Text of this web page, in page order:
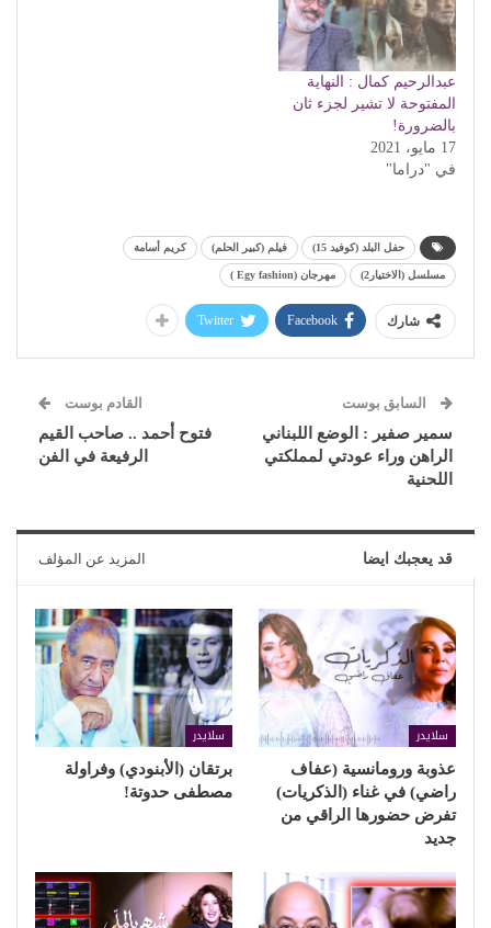
عبدالرحيم كمال : النهاية
المفتوحة لا تشير لجزء ثان
بالضرورة!
17 مايو، 2021
في "دراما"
حفل البلد (كوفيد 15) فيلم (كبير الحلم) كريم أسامة
مسلسل (الاختيار2) مهرجان (Egy fashion )
شارك Facebook
Twitter
السابق بوست
سمير صفير : الوضع اللبناني
الراهن وراء عودتي لمملكتي
اللحنية
القادم بوست
فتوح أحمد .. صاحب القيم
الرفيعة في الفن
قد يعجبك ايضا المزيد عن المؤلف
سلايدر
عذوبة ورومانسية (عفاف
راضي) في غناء (الذكريات)
تفرض حضورها الراقي من
جديد
سلايدر
برتقان (الأبنودي) وفراولة
مصطفى حدوتة!